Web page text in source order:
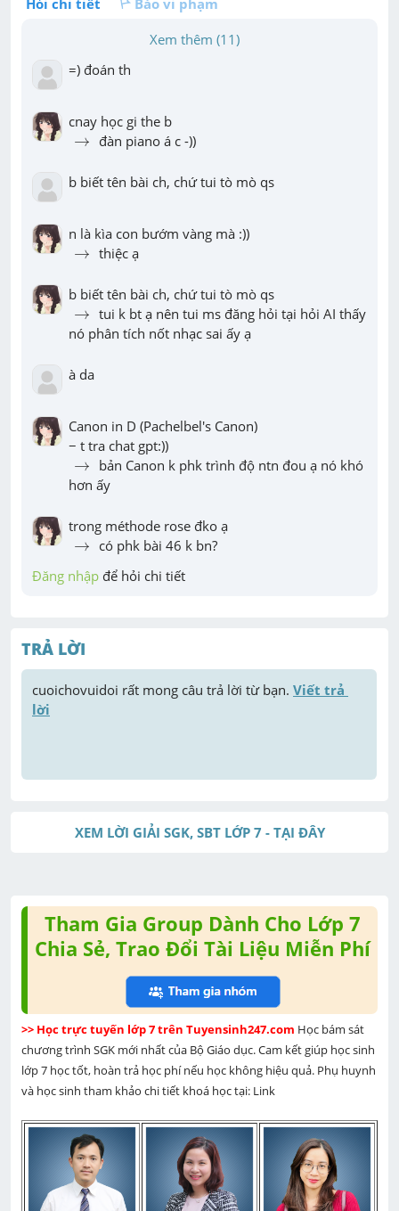
Xem thêm (11)
=) đoán th
→
→ đàn piano á c -))
b biết tên bài ch, chứ tui tò mò qs
→
→ thiệc ạ
→
→
tui k bt ạ nên tui ms đăng hỏi tại hỏi AI thấy
nó phân tích nốt nhạc sai ấy ạ
à da
Canon in D (Pachelbel's Canon)
→
→
bản Canon k phk trình độ ntn đou ạ nó khó
hơn ấy
→
→
có phk bài 46 k bn?
Đăng nhập để hỏi chi tiết
TRẢ LỜI
cuoichovuidoi rất mong câu trả lời từ bạn. Viết trả
lời
XEM LỜI GIẢI SGK, SBT LỚP 7 - TẠI ĐÂY
Tham Gia Group Dành Cho Lớp 7
Chia Sẻ, Trao Đổi Tài Liệu Miễn Phí
>> Học trực tuyến lớp 7 trên Tuyensinh247.com Học bám sát
chương trình SGK mới nhất của Bộ Giáo dục. Cam kết giúp học sinh
lớp 7 học tốt, hoàn trả học phí nếu học không hiệu quả. Phụ huynh
và học sinh tham khảo chi tiết khoá học tại: Link